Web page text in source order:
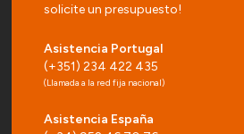
solicite un presupuesto!
Asistencia Portugal
(+351) 234 422 435
(Llamada a la red fija nacional)
Asistencia España